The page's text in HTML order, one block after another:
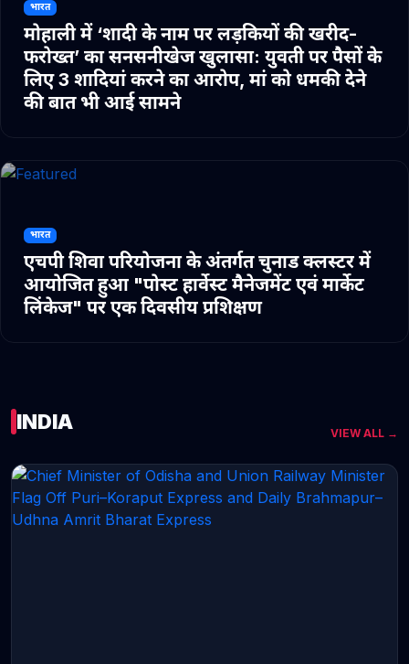
भारत
मोहाली में ‘शादी के नाम पर लड़कियों की खरीद-
फरोख्त’ का सनसनीखेज खुलासा: युवती पर पैसों के
लिए 3 शादियां करने का आरोप, मां को धमकी देने
की बात भी आई सामने
भारत
एचपी शिवा परियोजना के अंतर्गत चुनाड क्लस्टर में
आयोजित हुआ "पोस्ट हार्वेस्ट मैनेजमेंट एवं मार्केट
लिंकेज" पर एक दिवसीय प्रशिक्षण
INDIA VIEW ALL →